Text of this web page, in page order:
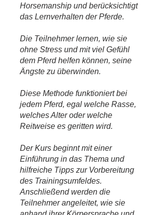
Horsemanship und berücksichtigt
das Lernverhalten der Pferde.
Die Teilnehmer lernen, wie sie
ohne Stress und mit viel Gefühl
dem Pferd helfen können, seine
Ängste zu überwinden.
Diese Methode funktioniert bei
jedem Pferd, egal welche Rasse,
welches Alter oder welche
Reitweise es geritten wird.
Der Kurs beginnt mit einer
Einführung in das Thema und
hilfreiche Tipps zur Vorbereitung
des Trainingsumfeldes.
Anschließend werden die
Teilnehmer angeleitet, wie sie